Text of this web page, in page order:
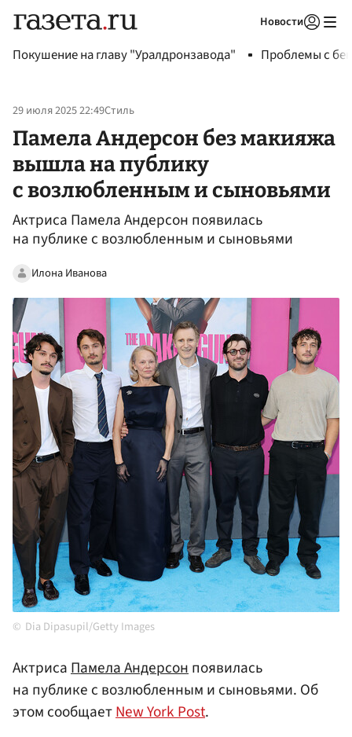
Новости
Покушение на главу "Уралдронзавода" Проблемы с
29 июля 2025 22:49Стиль
Памела Андерсон без макияжа
вышла на публику
с возлюбленным и сыновьями
Актриса Памела Андерсон появилась
на публике с возлюбленным и сыновьями
Илона Иванова
Dia Dipasupil/Getty Images
АктрисаПамела Андерсонпоявилась
на публике с возлюбленным и сыновьями. Об
этом сообщаетNew York Post.